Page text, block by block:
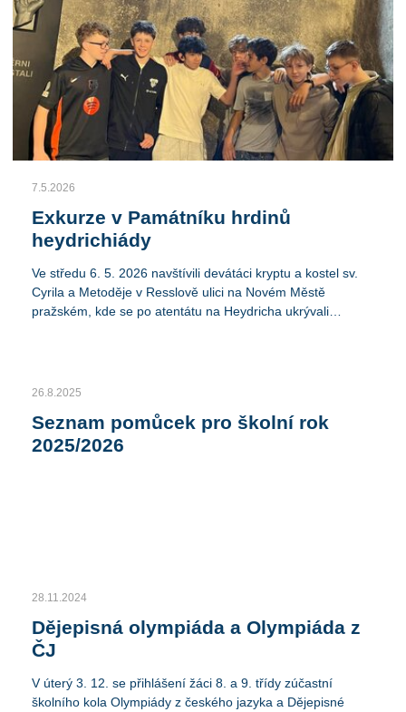
7.5.2026
Exkurze v Památníku hrdinů
heydrichiády
Ve středu 6. 5. 2026 navštívili devátáci kryptu a kostel sv.
Cyrila a Metoděje v Resslově ulici na Novém Městě
pražském, kde se po atentátu na Heydricha ukrývali
26.8.2025
Seznam pomůcek pro školní rok
2025/2026
28.11.2024
Dějepisná olympiáda a Olympiáda z
ČJ
V úterý 3. 12. se přihlášení žáci 8. a 9. třídy zúčastní
školního kola Olympiády z českého jazyka a Dějepisné